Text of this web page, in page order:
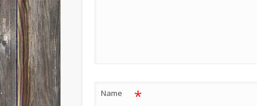
Name *